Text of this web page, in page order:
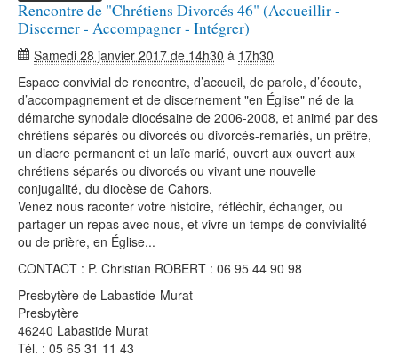
Rencontre de "Chrétiens Divorcés 46" (Accueillir -
Discerner - Accompagner - Intégrer)
Samedi 28 janvier 2017 de 14h30 à 17h30
Espace convivial de rencontre, d’accueil, de parole, d’écoute,
d’accompagnement et de discernement "en Église" né de la
démarche synodale diocésaine de 2006-2008, et animé par des
chrétiens séparés ou divorcés ou divorcés-remariés, un prêtre,
un diacre permanent et un laïc marié, ouvert aux ouvert aux
chrétiens séparés ou divorcés ou vivant une nouvelle
conjugalité, du diocèse de Cahors.
Venez nous raconter votre histoire, réfléchir, échanger, ou
partager un repas avec nous, et vivre un temps de convivialité
ou de prière, en Église...
CONTACT : P. Christian ROBERT : 06 95 44 90 98
Presbytère de Labastide-Murat
Presbytère
46240 Labastide Murat
Tél. : 05 65 31 11 43